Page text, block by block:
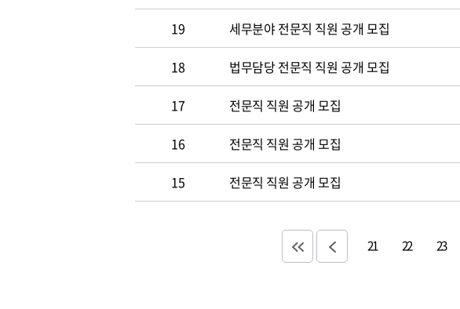
19 세무분야 전문직 직원 공개 모집
18 법무담당 전문직 직원 공개 모집
17 전문직 직원 공개 모집
16 전문직 직원 공개 모집
15 전문직 직원 공개 모집
21 22 23